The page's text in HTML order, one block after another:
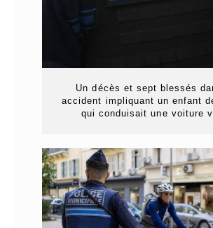
Un décès et sept blessés
accident impliquant un enfant
qui conduisait une voiture